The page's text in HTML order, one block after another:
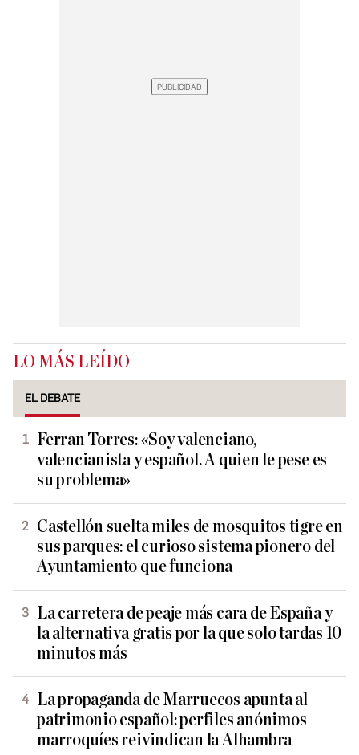
LO MÁS LEÍDO
EL DEBATE
Ferran Torres: «Soy valenciano,
valencianista y español. A quien le pese es
su problema»
Castellón suelta miles de mosquitos tigre en
sus parques: el curioso sistema pionero del
Ayuntamiento que funciona
La carretera de peaje más cara de España y
la alternativa gratis por la que solo tardas 10
minutos más
La propaganda de Marruecos apunta al
patrimonio español: perfiles anónimos
marroquíes reivindican la Alhambra